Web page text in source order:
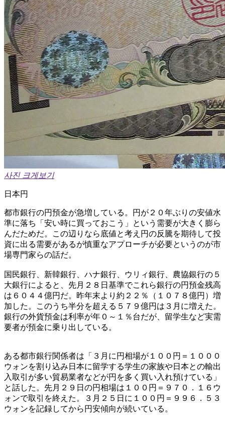
사진 크게보기
日本円
都市銀行の円預金が急増している。円が２０年ぶりの安値水
準に落ち「安い時に買っておこう」という需要が大きく膨ら
んだためだ。この辺りなら底値と考え円の反騰を期待して投
資に出る需要があるが慎重なアプローチが必要というのが市
場専門家らの話だ。
国民銀行、新韓銀行、ハナ銀行、ウリィ銀行、農協銀行の５
大銀行によると、先月２８日基準でこれら銀行の円預金残高
は６０４４億円だ。昨年末より約２２％（１０７８億円）増
加した。このうち半分を超える５７９億円は３月に増えた。
銀行の外貨預金は利率が年０～１％台だが、留学生など実需
要者が預金に乗り出している。
ある都市銀行関係者は「３月に円相場が１００円＝１０００
ウォンを割り込み日本に留学する学生の家族や日本との輸出
入取引が多い貿易業者などが円を多く買い入れ預けている」
と話した。先月２９日の円相場は１００円＝９７０．１６ウ
ォンで取引を終えた。３月２５日に１００円＝９９６．５３
ウォンを記録してから円安傾向が続いている。